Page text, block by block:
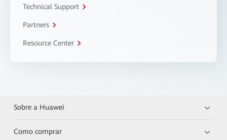
Technical Support
Partners
Resource Center
Sobre a Huawei
Como comprar